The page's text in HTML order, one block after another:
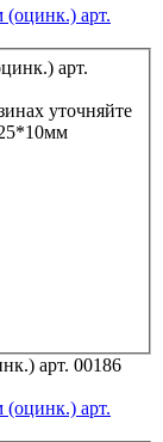
арт.
уточняйте
арт.